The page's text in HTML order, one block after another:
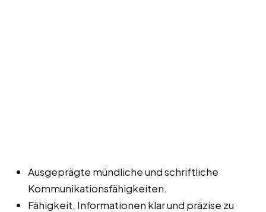
Ausgeprägte mündliche und schriftliche
Kommunikationsfähigkeiten.
Fähigkeit, Informationen klar und präzise zu